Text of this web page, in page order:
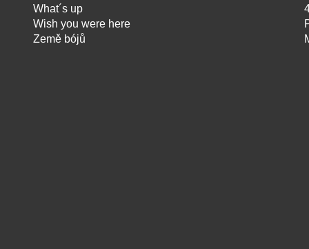
What´s up
Wish you were here
Země bójů